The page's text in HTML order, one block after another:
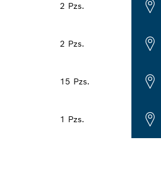
2 Pzs.
2 Pzs.
15 Pzs.
1 Pzs.